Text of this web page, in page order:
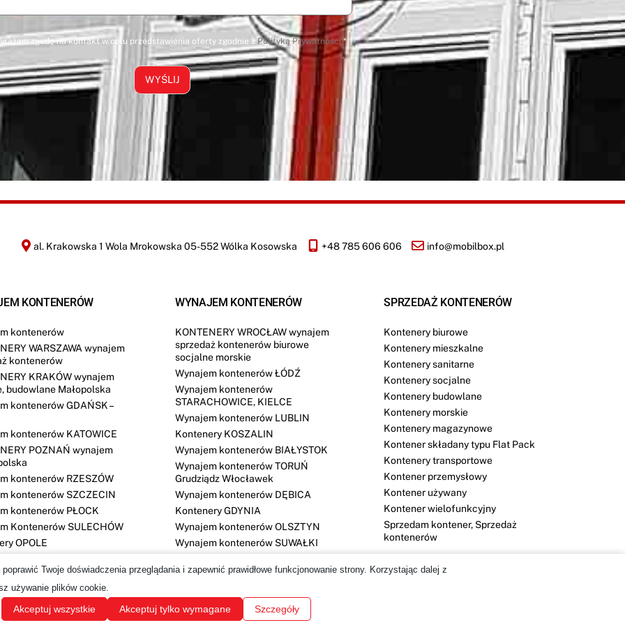
zgodę na kontakt w celu przedstawienia oferty zgodnie zPolityką Prywatności *
WYŚLIJ
al. Krakowska 1 Wola Mrokowska 05-552 Wólka Kosowska +48 785 606 606 info@mobilbox.pl
KONTENERÓW
kontenerów
WARSZAWA wynajem
kontenerów
KRAKÓW wynajem
budowlane Małopolska
kontenerów GDAŃSK –
kontenerów KATOWICE
POZNAŃ wynajem
kontenerów RZESZÓW
kontenerów SZCZECIN
kontenerów PŁOCK
Kontenerów SULECHÓW
OPOLE
WYNAJEM KONTENERÓW
KONTENERY WROCŁAW wynajem
sprzedaż kontenerów biurowe
socjalne morskie
Wynajem kontenerów ŁÓDŹ
Wynajem kontenerów
STARACHOWICE, KIELCE
Wynajem kontenerów LUBLIN
Kontenery KOSZALIN
Wynajem kontenerów BIAŁYSTOK
Wynajem kontenerów TORUŃ
Grudziądz Włocławek
Wynajem kontenerów DĘBICA
Kontenery GDYNIA
Wynajem kontenerów OLSZTYN
Wynajem kontenerów SUWAŁKI
SPRZEDAŻ KONTENERÓW
Kontenery biurowe
Kontenery mieszkalne
Kontenery sanitarne
Kontenery socjalne
Kontenery budowlane
Kontenery morskie
Kontenery magazynowe
Kontener składany typu Flat Pack
Kontenery transportowe
Kontener przemysłowy
Kontener używany
Kontener wielofunkcyjny
Sprzedam kontener, Sprzedaż
kontenerów
©Mobilbox Polska2026 Wszelkie prawa zastrzeżone.
Twoje doświadczenia przeglądania i zapewnić prawidłowe funkcjonowanie strony. Korzystając dalej z
używanie plików cookie.
Akceptuj wszystkie Akceptuj tylko wymagane Szczegóły